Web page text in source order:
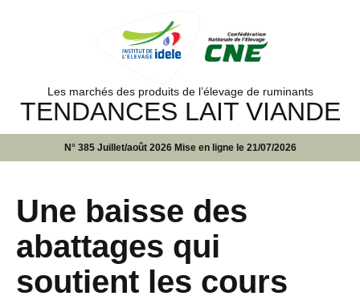
Les marchés des produits de l’élevage de ruminants
TENDANCES LAIT VIANDE
N° 385 Juillet/août 2026 Mise en ligne le 21/07/2026
Une baisse des
abattages qui
soutient les cours